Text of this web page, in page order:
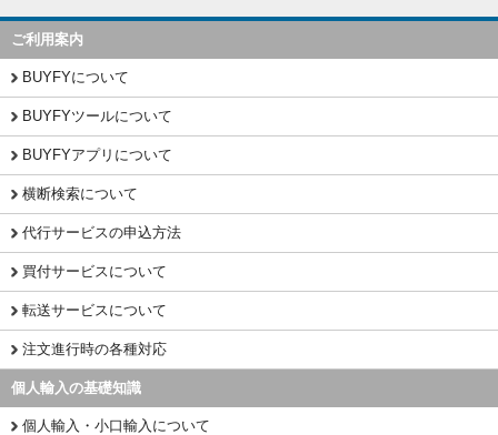
ご利用案内
BUYFYについて
BUYFYツールについて
BUYFYアプリについて
横断検索について
代行サービスの申込方法
買付サービスについて
転送サービスについて
注文進行時の各種対応
個人輸入の基礎知識
個人輸入・小口輸入について